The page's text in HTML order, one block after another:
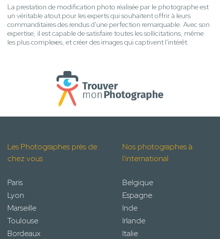
La prestation de modification photo réalisée par le photographe est
un véritable atout pour les experts qui souhaitent offrir à leurs
commanditaires des rendus d'une perfection remarquable. Avec son
expertise, il est capable de satisfaire toutes les sollicitations, même
les plus complexes, et créer des images qui captivent l'intérêt.
Les Photographes près de
chez vous
Paris
Lyon
Marseille
Toulouse
Bordeaux
Nos photographes à
l'international
Belgique
Espagne
Inde
Irlande
Italie